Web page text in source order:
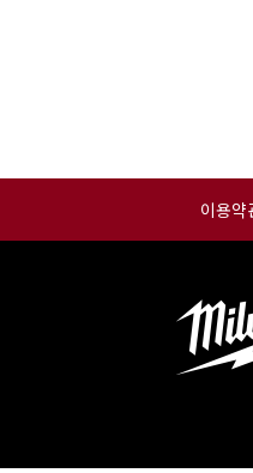
이용약